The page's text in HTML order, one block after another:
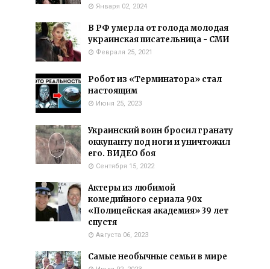
Января 02, 2024
В РФ умерла от голода молодая
украинская писательница - СМИ
Февраля 25, 2021
Робот из «Терминатора» стал
настоящим
Июня 25, 2023
Украинский воин бросил гранату
оккупанту под ноги и уничтожил
его. ВИДЕО боя
Сентября 15, 2022
Актеры из любимой
комедийного сериала 90х
«Полицейская академия» 39 лет
спустя
Августа 06, 2023
Самые необычные семьи в мире